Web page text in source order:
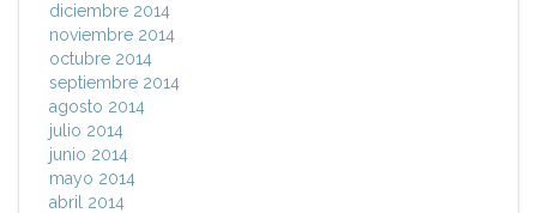
diciembre 2014
noviembre 2014
octubre 2014
septiembre 2014
agosto 2014
julio 2014
junio 2014
mayo 2014
abril 2014